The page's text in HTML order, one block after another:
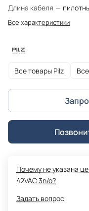
Длина кабеля —
Все характеристики
Все товары Pilz
Почему не указана
42VAC 3n/o?
Задать вопрос